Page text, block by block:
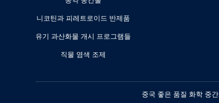
니코틴과 피레트로이드 반제품
유기 과산화물 개시 프로그램들
직물 염색 조제
중국 좋은 품질 화학 중